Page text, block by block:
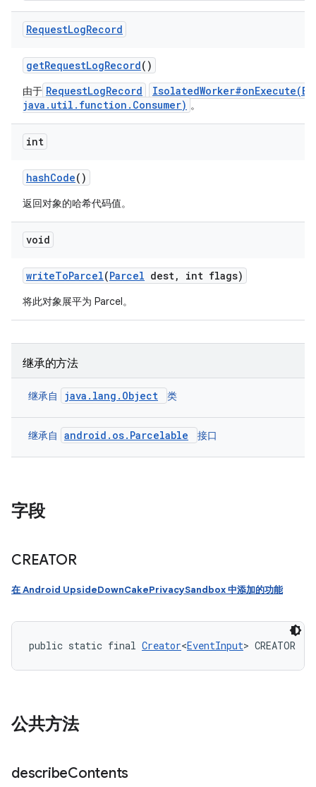
RequestLogRecord
getRequestLogRecord()
由于 RequestLogRecord
java.util.function.Consumer) 。
int
hashCode()
返回对象的哈希代码值。
void
writeToParcel(Parcel dest, int flags)
将此对象展平为 Parcel。
继承的方法
继承自 java.lang.Object 类
继承自 android.os.Parcelable 接口
字段
CREATOR
在 Android UpsideDownCakePrivacySandbox 中添加的功能
public static final Creator<EventInput> CREATOR
公共方法
describeContents